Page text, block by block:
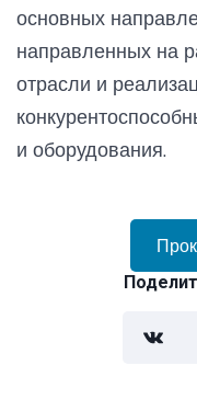
основных
направленных на
отрасли и
и оборудования.